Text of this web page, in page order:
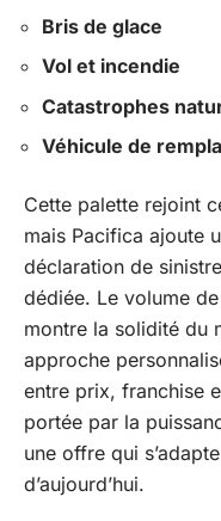
Bris de glace
Vol et incendie
Catastrophes
Véhicule de
Cette palette rejoint
mais Pacifica ajoute
déclaration de
dédiée. Le volume
montre la solidité du
approche
entre prix, franchise
portée par la
une offre qui
d’aujourd’hui.